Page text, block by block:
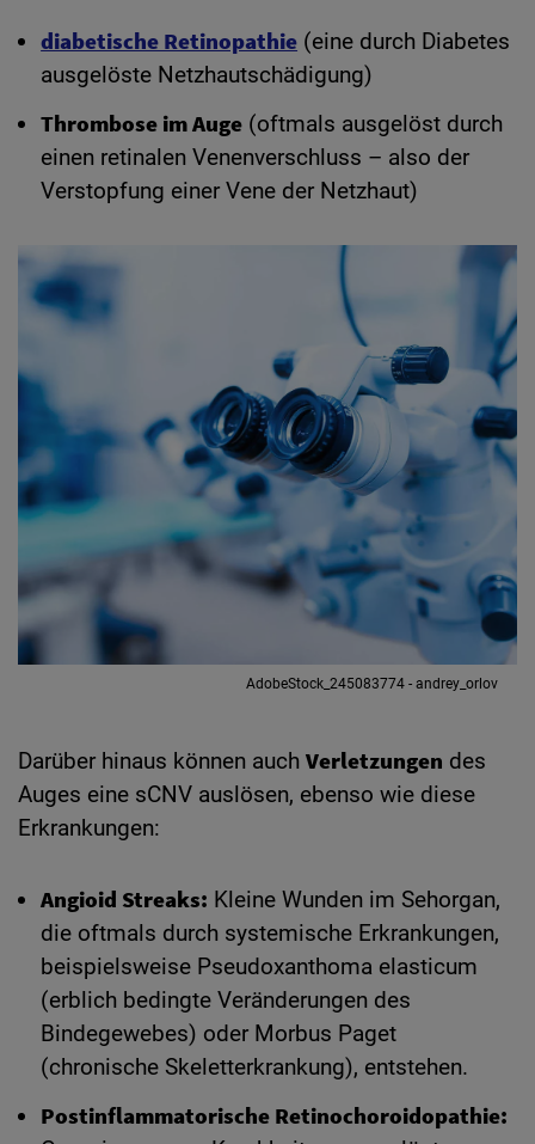
diabetische Retinopathie (eine durch Diabetes
ausgelöste Netzhautschädigung)
Thrombose im Auge (oftmals ausgelöst durch
einen retinalen Venenverschluss – also der
Verstopfung einer Vene der Netzhaut)
AdobeStock_245083774 - andrey_orlov
Darüber hinaus können auch Verletzungen des
Auges eine sCNV auslösen, ebenso wie diese
Erkrankungen:
Angioid Streaks: Kleine Wunden im Sehorgan,
die oftmals durch systemische Erkrankungen,
beispielsweise Pseudoxanthoma elasticum
(erblich bedingte Veränderungen des
Bindegewebes) oder Morbus Paget
(chronische Skeletterkrankung), entstehen.
Postinflammatorische Retinochoroidopathie: